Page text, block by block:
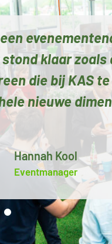
klaar
die bij KAS
nieuwe
Hannah Kool
Eventmanager